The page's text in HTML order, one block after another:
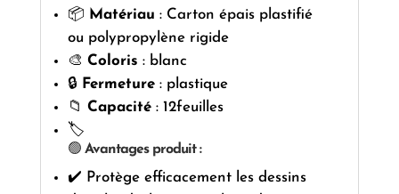
📦 Matériau : Carton épais plastifié
ou polypropylène rigide
🎨 Coloris : blanc
🔒 Fermeture: plastique
📁 Capacité: 12feuilles
🏷️
🟢 Avantages produit :
✔️ Protège efficacement les dessins